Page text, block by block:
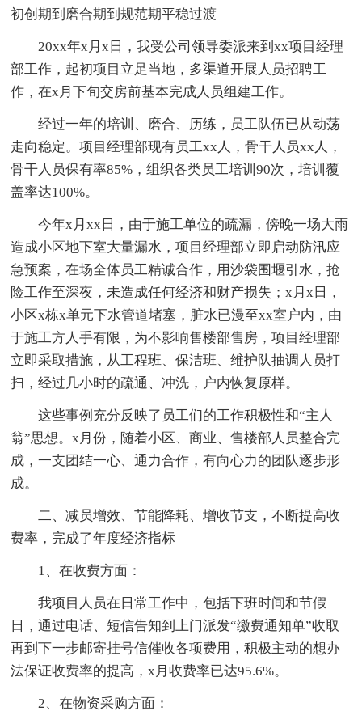
初创期到磨合期到规范期平稳过渡
20xx年x月x日，我受公司领导委派来到xx项目经理
部工作，起初项目立足当地，多渠道开展人员招聘工
作，在x月下旬交房前基本完成人员组建工作。
经过一年的培训、磨合、历练，员工队伍已从动荡
走向稳定。项目经理部现有员工xx人，骨干人员xx人，
骨干人员保有率85%，组织各类员工培训90次，培训覆
盖率达100%。
今年x月xx日，由于施工单位的疏漏，傍晚一场大雨
造成小区地下室大量漏水，项目经理部立即启动防汛应
急预案，在场全体员工精诚合作，用沙袋围堰引水，抢
险工作至深夜，未造成任何经济和财产损失；x月x日，
小区x栋x单元下水管道堵塞，脏水已漫至xx室户内，由
于施工方人手有限，为不影响售楼部售房，项目经理部
立即采取措施，从工程班、保洁班、维护队抽调人员打
扫，经过几小时的疏通、冲洗，户内恢复原样。
这些事例充分反映了员工们的工作积极性和“主人
翁”思想。x月份，随着小区、商业、售楼部人员整合完
成，一支团结一心、通力合作，有向心力的团队逐步形
成。
二、减员增效、节能降耗、增收节支，不断提高收
费率，完成了年度经济指标
1、在收费方面：
我项目人员在日常工作中，包括下班时间和节假
日，通过电话、短信告知到上门派发“缴费通知单”收取
再到下一步邮寄挂号信催收各项费用，积极主动的想办
法保证收费率的提高，x月收费率已达95.6%。
2、在物资采购方面：